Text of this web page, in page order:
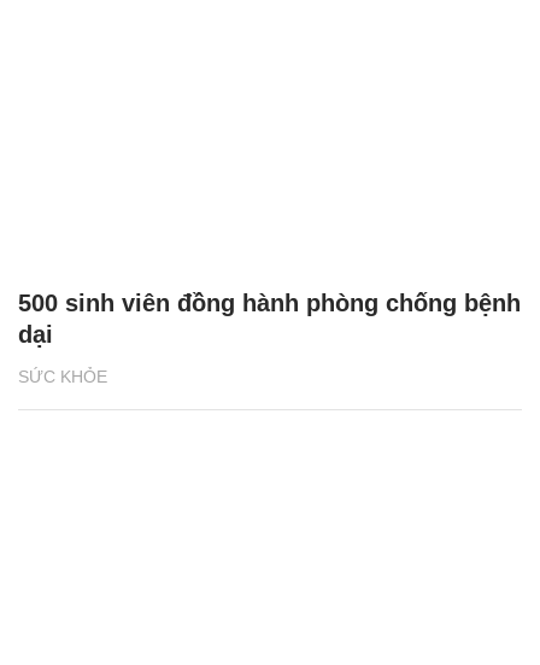
SỨC KHỎE
500 sinh viên đồng hành phòng chống bệnh
dại